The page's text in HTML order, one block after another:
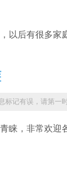
以后有很多家
记有误，请第一
睐，非常欢迎